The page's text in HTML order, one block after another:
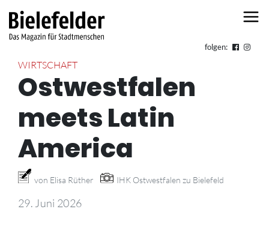
folgen:
WIRTSCHAFT
Ostwestfalen
meets Latin
America
von Elisa Rüther IHK Ostwestfalen zu Bielefeld
29. Juni 2026